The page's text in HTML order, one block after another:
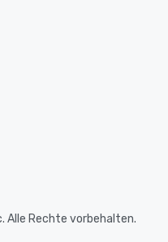
Rechte vorbehalten.